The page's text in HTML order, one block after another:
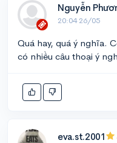
Nguyễn
20:04 26/05
Quá hay, quá ý nghĩa.
có nhiều câu thoại ý
eva.st.2001